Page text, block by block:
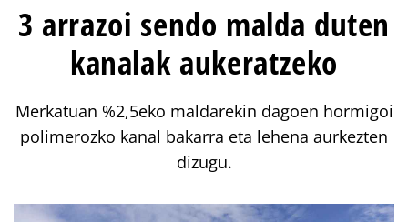
3 arrazoi sendo malda duten
kanalak aukeratzeko
Merkatuan %2,5eko maldarekin dagoen hormigoi
polimerozko kanal bakarra eta lehena aurkezten
dizugu.